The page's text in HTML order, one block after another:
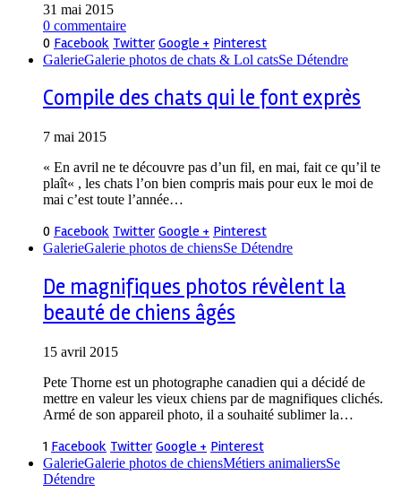
31 mai 2015
0 commentaire
0 Facebook Twitter Google + Pinterest
GalerieGalerie photos de chats & Lol catsSe Détendre
Compile des chats qui le font exprès
7 mai 2015
« En avril ne te découvre pas d’un fil, en mai, fait ce qu’il te
plaît« , les chats l’on bien compris mais pour eux le moi de
mai c’est toute l’année…
0 Facebook Twitter Google + Pinterest
GalerieGalerie photos de chiensSe Détendre
De magnifiques photos révèlent la
beauté de chiens âgés
15 avril 2015
Pete Thorne est un photographe canadien qui a décidé de
mettre en valeur les vieux chiens par de magnifiques clichés.
Armé de son appareil photo, il a souhaité sublimer la…
1 Facebook Twitter Google + Pinterest
GalerieGalerie photos de chiensMétiers animaliersSe
Détendre